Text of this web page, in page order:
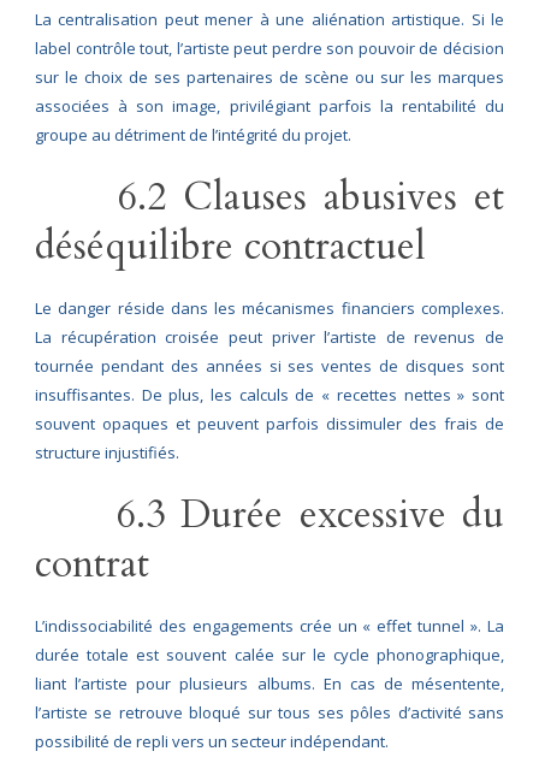
La centralisation peut mener à une aliénation artistique. Si le
label contrôle tout, l’artiste peut perdre son pouvoir de décision
sur le choix de ses partenaires de scène ou sur les marques
associées à son image, privilégiant parfois la rentabilité du
groupe au détriment de l’intégrité du projet.
6.2 Clauses abusives et
déséquilibre contractuel
Le danger réside dans les mécanismes financiers complexes.
La récupération croisée peut priver l’artiste de revenus de
tournée pendant des années si ses ventes de disques sont
insuffisantes. De plus, les calculs de « recettes nettes » sont
souvent opaques et peuvent parfois dissimuler des frais de
structure injustifiés.
6.3 Durée excessive du
contrat
L’indissociabilité des engagements crée un « effet tunnel ». La
durée totale est souvent calée sur le cycle phonographique,
liant l’artiste pour plusieurs albums. En cas de mésentente,
l’artiste se retrouve bloqué sur tous ses pôles d’activité sans
possibilité de repli vers un secteur indépendant.